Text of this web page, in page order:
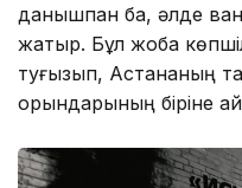
данышпан ба, әлде
жатыр. Бұл жоба
туғызып, Астананың
орындарының біріне